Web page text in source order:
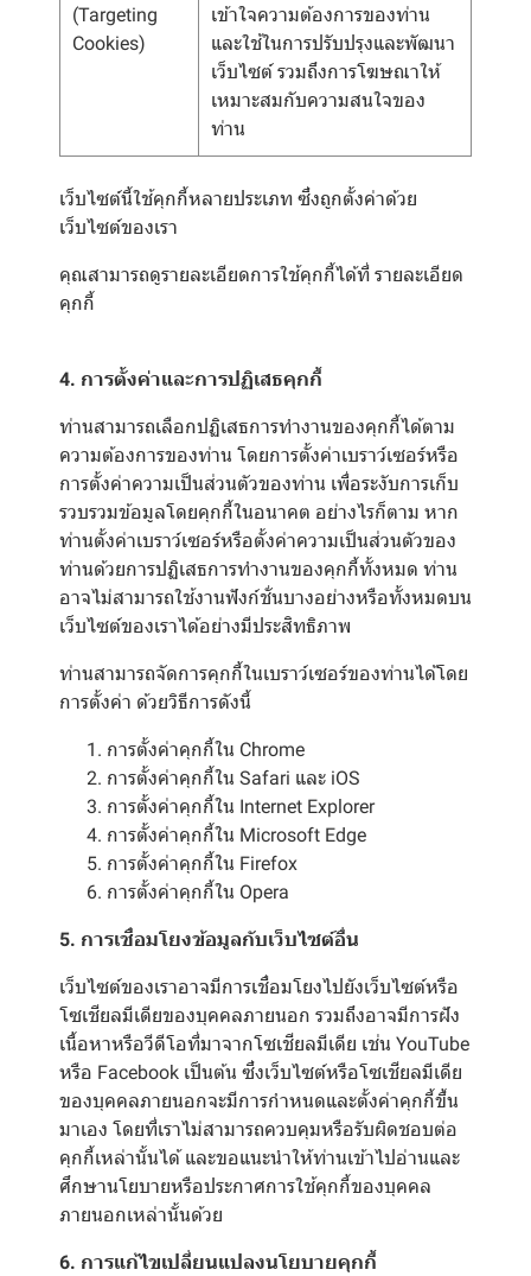
(Targeting
Cookies)
เข้าใจความต้องการของท่าน
และใช้ในการปรับปรุงและพัฒนา
เว็บไซต์ รวมถึงการโฆษณาให้
เหมาะสมกับความสนใจของ
ท่าน
เว็บไซต์นี้ใช้คุกกี้หลายประเภท ซึ่งถูกตั้งค่าด้วย
เว็บไซต์ของเรา
คุณสามารถดูรายละเอียดการใช้คุกกี้ได้ที่ รายละเอียด
คุกกี้
4. การตั้งค่าและการปฏิเสธคุกกี้
ท่านสามารถเลือกปฏิเสธการทำงานของคุกกี้ได้ตาม
ความต้องการของท่าน โดยการตั้งค่าเบราว์เซอร์หรือ
การตั้งค่าความเป็นส่วนตัวของท่าน เพื่อระงับการเก็บ
รวบรวมข้อมูลโดยคุกกี้ในอนาคต อย่างไรก็ตาม หาก
ท่านตั้งค่าเบราว์เซอร์หรือตั้งค่าความเป็นส่วนตัวของ
ท่านด้วยการปฏิเสธการทำงานของคุกกี้ทั้งหมด ท่าน
อาจไม่สามารถใช้งานฟังก์ชั่นบางอย่างหรือทั้งหมดบน
เว็บไซต์ของเราได้อย่างมีประสิทธิภาพ
ท่านสามารถจัดการคุกกี้ในเบราว์เซอร์ของท่านได้โดย
การตั้งค่า ด้วยวิธีการดังนี้
การตั้งค่าคุกกี้ใน Chrome
การตั้งค่าคุกกี้ใน Safari และ iOS
การตั้งค่าคุกกี้ใน Internet Explorer
การตั้งค่าคุกกี้ใน Microsoft Edge
การตั้งค่าคุกกี้ใน Firefox
การตั้งค่าคุกกี้ใน Opera
5. การเชื่อมโยงข้อมูลกับเว็บไซต์อื่น
เว็บไซต์ของเราอาจมีการเชื่อมโยงไปยังเว็บไซต์หรือ
โซเชียลมีเดียของบุคคลภายนอก รวมถึงอาจมีการฝัง
เนื้อหาหรือวีดีโอที่มาจากโซเชียลมีเดีย เช่น YouTube
หรือ Facebook เป็นต้น ซึ่งเว็บไซต์หรือโซเชียลมีเดีย
ของบุคคลภายนอกจะมีการกำหนดและตั้งค่าคุกกี้ขึ้น
มาเอง โดยที่เราไม่สามารถควบคุมหรือรับผิดชอบต่อ
คุกกี้เหล่านั้นได้ และขอแนะนำให้ท่านเข้าไปอ่านและ
ศึกษานโยบายหรือประกาศการใช้คุกกี้ของบุคคล
ภายนอกเหล่านั้นด้วย
6. การแก้ไขเปลี่ยนแปลงนโยบายคุกกี้